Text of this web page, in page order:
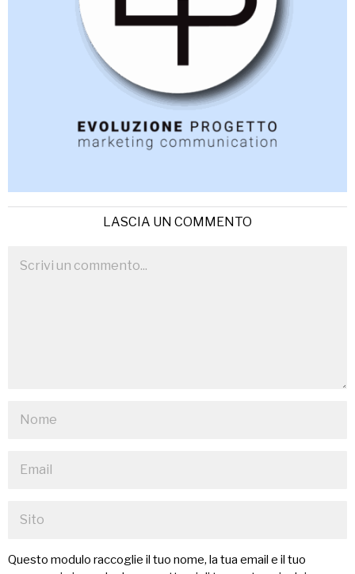
LASCIA UN COMMENTO
Questo modulo raccoglie il tuo nome, la tua email e il tuo